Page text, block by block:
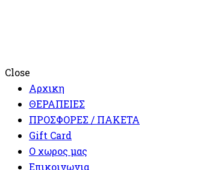
Close
Αρχικη
ΘΕΡΑΠΕΙΕΣ
ΠΡΟΣΦΟΡΕΣ / ΠΑΚΕΤΑ
Gift Card
Ο χωρος μας
Επικοινωνια